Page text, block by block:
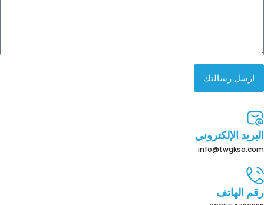
ارسل رسالتك
البريد الإلكتروني
info@twgksa.com
رقم الهاتف